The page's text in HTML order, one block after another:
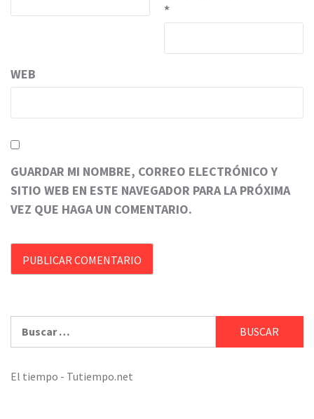
*
WEB
GUARDAR MI NOMBRE, CORREO ELECTRÓNICO Y
SITIO WEB EN ESTE NAVEGADOR PARA LA PRÓXIMA
VEZ QUE HAGA UN COMENTARIO.
El tiempo - Tutiempo.net